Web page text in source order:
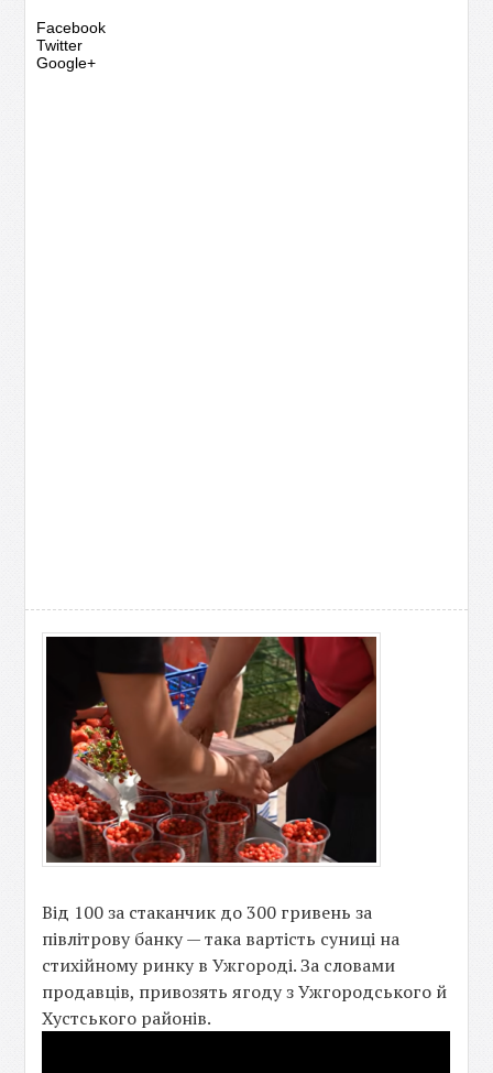
Facebook
Twitter
Google+
Від 100 за стаканчик до 300 гривень за
півлітрову банку — така вартість суниці на
стихійному ринку в Ужгороді. За словами
продавців, привозять ягоду з Ужгородського й
Хустського районів.